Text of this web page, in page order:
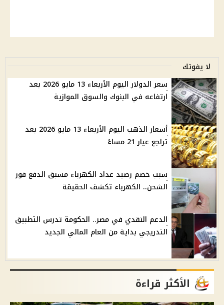
لا يفوتك
سعر الدولار اليوم الأربعاء 13 مايو 2026 بعد
ارتفاعه في البنوك والسوق الموازية
أسعار الذهب اليوم الأربعاء 13 مايو 2026 بعد
تراجع عيار 21 مساءً
سبب خصم رصيد عداد الكهرباء مسبق الدفع فور
الشحن.. الكهرباء تكشف الحقيقة
الدعم النقدي في مصر.. الحكومة تدرس التطبيق
التدريجي بداية من العام المالي الجديد
الأكثر قراءة